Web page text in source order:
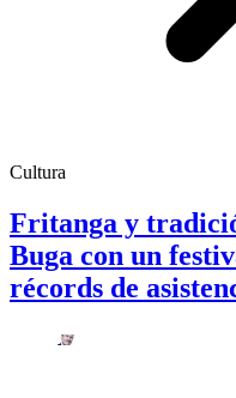
Cultura
Fritanga y
Buga con un
récords de